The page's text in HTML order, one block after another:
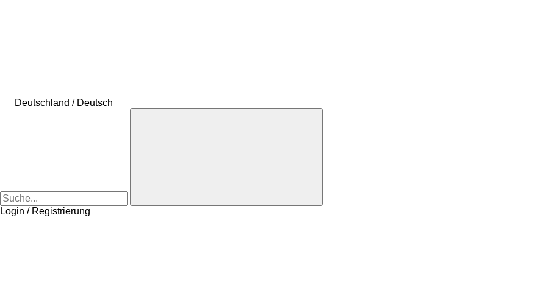
Deutschland / Deutsch
Login / Registrierung